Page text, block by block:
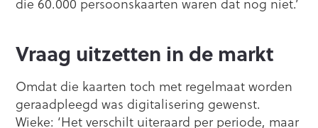
die 60.000 persoonskaarten waren dat nog niet.’
Vraag uitzetten in de markt
Omdat die kaarten toch met regelmaat worden
geraadpleegd was digitalisering gewenst.
Wieke: ‘Het verschilt uiteraard per periode, maar